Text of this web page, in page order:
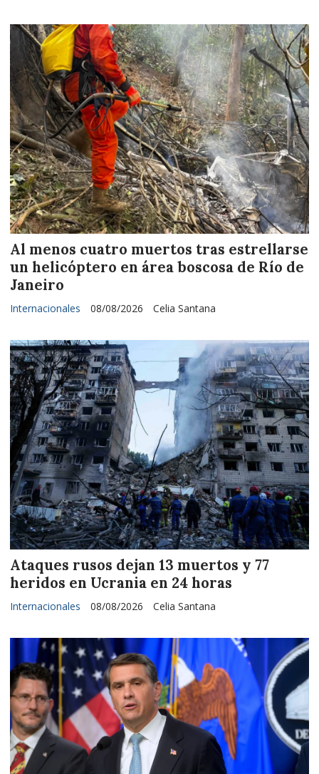
Al menos cuatro muertos tras estrellarse
un helicóptero en área boscosa de Río de
Janeiro
Celia Santana
Internacionales 08/08/2026
Ataques rusos dejan 13 muertos y 77
heridos en Ucrania en 24 horas
Celia Santana
Internacionales 08/08/2026